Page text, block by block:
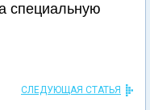
специальную
СЛЕДУЮЩАЯ СТАТЬЯ